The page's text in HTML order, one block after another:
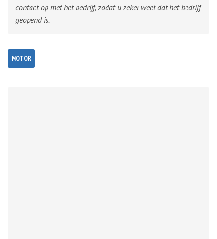
contact op met het bedrijf, zodat u zeker weet dat het bedrijf
geopend is.
MOTOR